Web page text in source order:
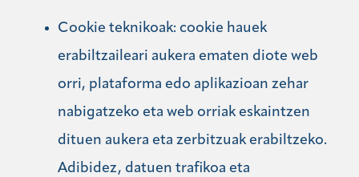
Cookie teknikoak: cookie hauek
erabiltzaileari aukera ematen diote web
orri, plataforma edo aplikazioan zehar
nabigatzeko eta web orriak eskaintzen
dituen aukera eta zerbitzuak erabiltzeko.
Adibidez, datuen trafikoa eta